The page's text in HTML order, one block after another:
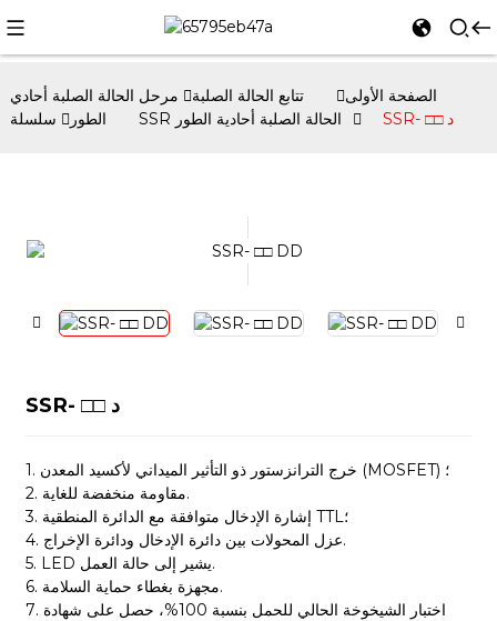
الصفحة الأولى تتابع الحالة الصلبة
مرحل الحالة الصلبة أحادي
الطور
سلسلة SSR الحالة الصلبة أحادية الطور SSR- □□ د
SSR- □□ د
1. خرج الترانزستور ذو التأثير الميداني لأكسيد المعدن (MOSFET) ؛
2. مقاومة منخفضة للغاية.
3. إشارة الإدخال متوافقة مع الدائرة المنطقية TTL؛
4. عزل المحولات بين دائرة الإدخال ودائرة الإخراج.
5. LED يشير إلى حالة العمل.
6. مجهزة بغطاء حماية السلامة.
7. اختبار الشيخوخة الحالي للحمل بنسبة 100%، حصل على شهادة